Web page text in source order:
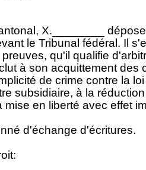
X.________
le Tribunal fédéral. Il
qu'il qualifie
à son acquittement des
de crime contre la
subsidiaire, à la
mise en liberté avec effet
d'échange d'écritures.